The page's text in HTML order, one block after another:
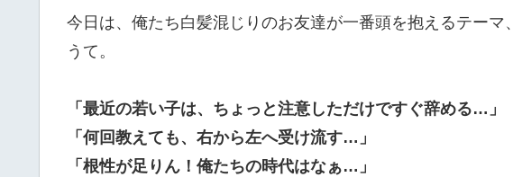
今日は、俺たち白髪混じりのお友達が一番頭を抱えるテーマ、
うて。
「最近の若い子は、ちょっと注意しただけですぐ辞める…」
「何回教えても、右から左へ受け流す…」
「根性が足りん！俺たちの時代はなぁ…」